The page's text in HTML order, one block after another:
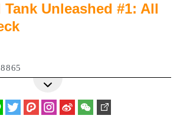
Unleashed #1: All